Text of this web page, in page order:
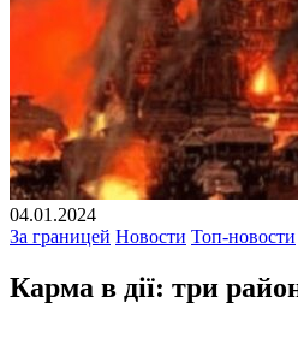
04.01.2024
За границей Новости Топ-новости
Карма в дії: три